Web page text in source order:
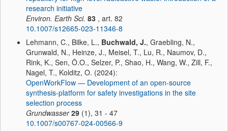
research initiative
Environ. Earth Sci. 83 , art. 82
10.1007/s12665-023-11346-8
Lehmann, C., Bilke, L., Buchwald, J., Graebling, N.,
Grunwald, N., Heinze, J., Meisel, T., Lu, R., Naumov, D.,
Rink, K., Sen, Ö.O., Selzer, P., Shao, H., Wang, W., Zill, F.,
Nagel, T., Kolditz, O. (2024):
OpenWorkFlow — Development of an open-source
synthesis-platform for safety investigations in the site
selection process
Grundwasser 29 (1), 31 - 47
10.1007/s00767-024-00566-9